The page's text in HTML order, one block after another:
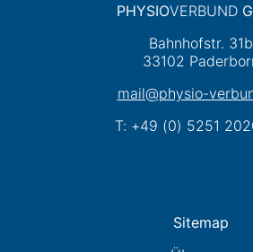
PHYSIOVERBUND
Bahnhofstr. 31b
33102
mail@physio-
T: +49 (0) 5251
Sitemap